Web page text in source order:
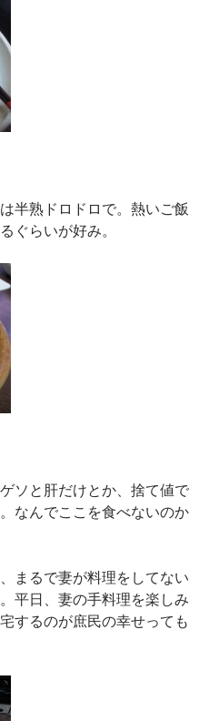
半熟ドロドロで。熱いご飯
ぐらいが好み。
ソと肝だけとか、捨て値で
なんでここを食べないのか
まるで妻が料理をしてない
平日、妻の手料理を楽しみ
するのが庶民の幸せっても